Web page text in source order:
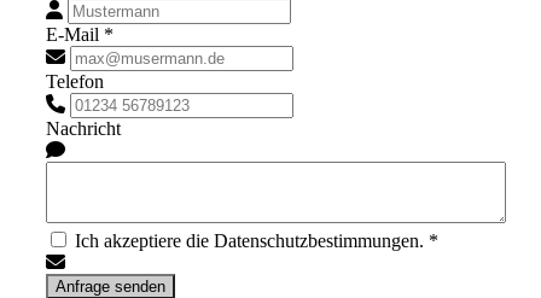
E-Mail *
Telefon
Nachricht
Ich akzeptiere die Datenschutzbestimmungen. *